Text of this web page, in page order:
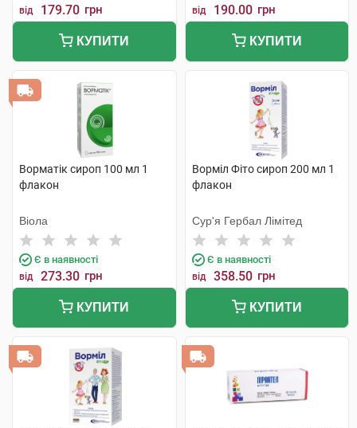
від 179.70 грн
КУПИТИ
від 190.00 грн
КУПИТИ
Ворматік сироп 100 мл 1
флакон
Віола
Є в наявності
від 273.30 грн
КУПИТИ
Ворміл Фіто сироп 200 мл 1
флакон
Сур'я Гербал Лімітед
Є в наявності
від 358.50 грн
КУПИТИ